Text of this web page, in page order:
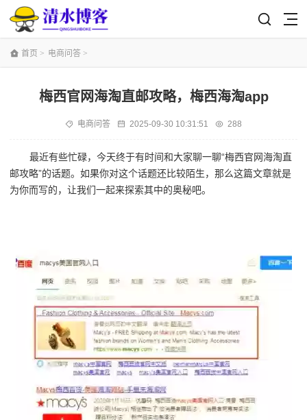
首页 > 电商问答 >
梅西官网海淘直邮攻略，梅西海淘app
电商问答 2025-09-30 10:31:51 288
最近有些忙碌，今天终于有时间和大家聊一聊“梅西官网海淘直
邮攻略”的话题。如果你对这个话题还比较陌生，那么这篇文章就是
为你而写的，让我们一起来探索其中的奥秘吧。